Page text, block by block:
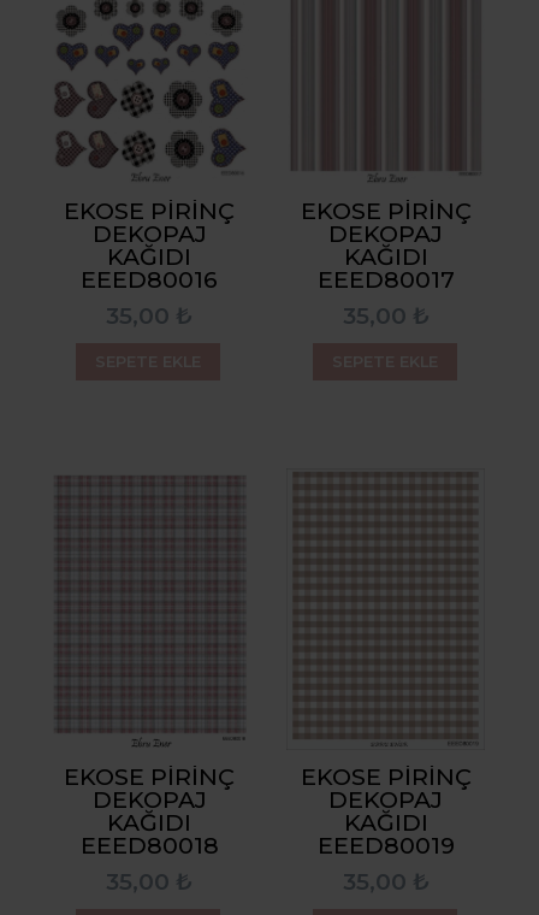
EKOSE PIRINÇ
DEKOPAJ
KAĞIDI
EEED80016
35,00 ₺
EKOSE PIRINÇ
DEKOPAJ
KAĞIDI
EEED80017
35,00 ₺
EKOSE PIRINÇ
DEKOPAJ
KAĞIDI
EEED80018
35,00 ₺
EKOSE PIRINÇ
DEKOPAJ
KAĞIDI
EEED80019
35,00 ₺